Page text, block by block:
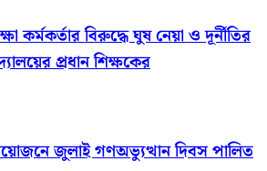
কর্মকর্তার বিরুদ্ধে ঘুষ নেয়া ও দূর্নীতির
প্রধান শিক্ষকের
জুলাই গণঅভ্যুত্থান দিবস পালিত